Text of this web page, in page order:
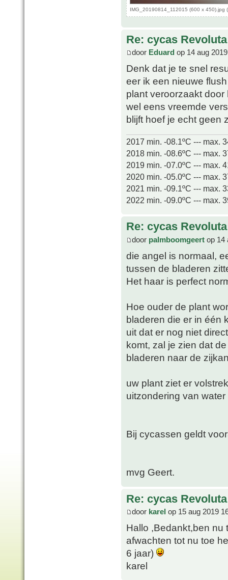
IMG_20190814_112015 (600 x 450).jpg
Re: cycas Revoluta
door Eduard op 14 aug
Denk dat je te snel
eer ik een nieuwe
plant veroorzaakt
wel eens vreemde
blijft hoef je echt geen
2017 min. -08.1ºC --- max.
2018 min. -08.6ºC --- max.
2019 min. -07.0ºC --- max.
2020 min. -05.0ºC --- max.
2021 min. -09.1ºC --- max.
2022 min. -09.0ºC --- max.
Re: cycas Revoluta
door palmboomgeert op 14
die angel is normaal,
tussen de bladeren
Het haar is perfect
Hoe ouder de plant
bladeren die er in één
uit dat er nog niet
komt, zal je zien dat
bladeren naar de
uw plant ziet er
uitzondering van
Bij cycassen geldt
mvg Geert.
Re: cycas Revoluta
door karel op 15 aug 2019
Hallo ,Bedankt,ben nu
afwachten tot nu toe
6 jaar)
karel